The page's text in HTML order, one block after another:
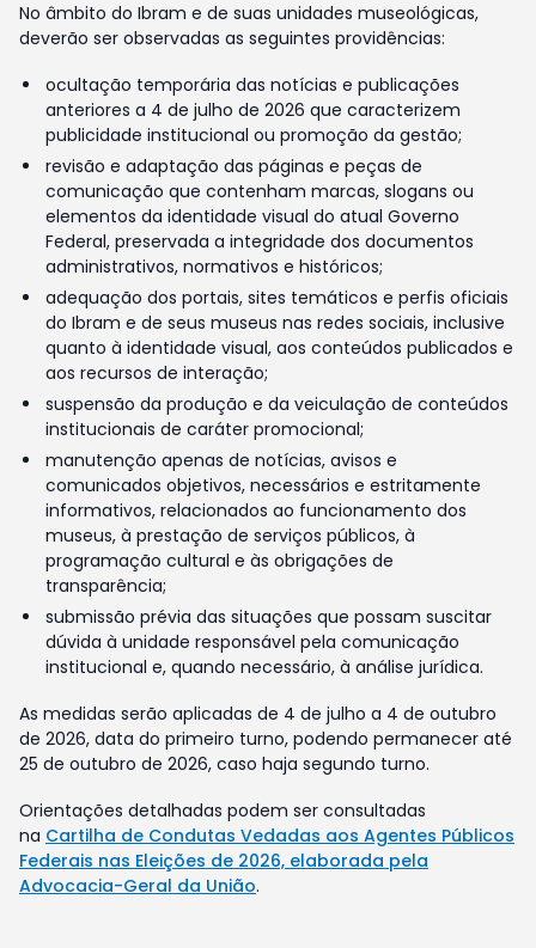
No âmbito do Ibram e de suas unidades museológicas,
deverão ser observadas as seguintes providências:
ocultação temporária das notícias e publicações
anteriores a 4 de julho de 2026 que caracterizem
publicidade institucional ou promoção da gestão;
revisão e adaptação das páginas e peças de
comunicação que contenham marcas, slogans ou
elementos da identidade visual do atual Governo
Federal, preservada a integridade dos documentos
administrativos, normativos e históricos;
adequação dos portais, sites temáticos e perfis oficiais
do Ibram e de seus museus nas redes sociais, inclusive
quanto à identidade visual, aos conteúdos publicados e
aos recursos de interação;
suspensão da produção e da veiculação de conteúdos
institucionais de caráter promocional;
manutenção apenas de notícias, avisos e
comunicados objetivos, necessários e estritamente
informativos, relacionados ao funcionamento dos
museus, à prestação de serviços públicos, à
programação cultural e às obrigações de
transparência;
submissão prévia das situações que possam suscitar
dúvida à unidade responsável pela comunicação
institucional e, quando necessário, à análise jurídica.
As medidas serão aplicadas de 4 de julho a 4 de outubro
de 2026, data do primeiro turno, podendo permanecer até
25 de outubro de 2026, caso haja segundo turno.
Orientações detalhadas podem ser consultadas
na Cartilha de Condutas Vedadas aos Agentes Públicos
Federais nas Eleições de 2026, elaborada pela
Advocacia-Geral da União.